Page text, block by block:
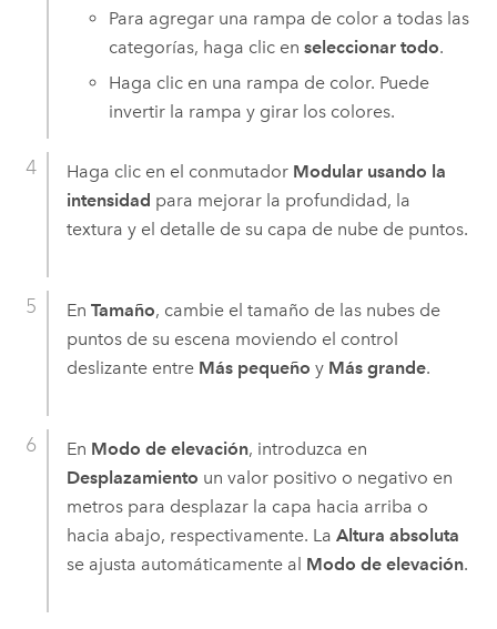
Para agregar una rampa de color a todas las
categorías, haga clic enseleccionar todo.
Haga clic en una rampa de color. Puede
invertir la rampa y girar los colores.
Haga clic en el conmutador Modular usando la
intensidad para mejorar la profundidad, la
textura y el detalle de su capa de nube de puntos.
En Tamaño, cambie el tamaño de las nubes de
puntos de su escena moviendo el control
deslizante entre Más pequeño y Más grande.
En Modo de elevación, introduzca en
Desplazamiento un valor positivo o negativo en
metros para desplazar la capa hacia arriba o
hacia abajo, respectivamente. La Altura absoluta
se ajusta automáticamente al Modo de elevación.